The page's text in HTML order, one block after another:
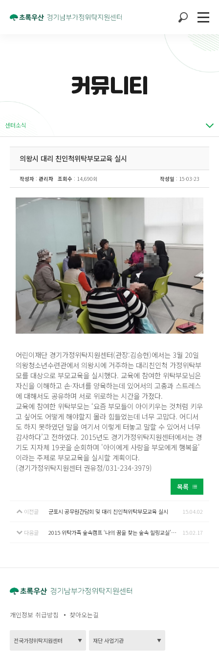
커뮤니티
센터소식
의왕시 대리 친인척위탁부모교육 실시
작성자 : 관리자 조회수 : 14,690회 작성일 : 15-03-23
어린이재단 경기가정위탁지원센터(관장:김승현)에서는 3월 20일
의왕청소년수련관에서 의왕시에 거주하는 대리친인척 가정위탁부
모를 대상으로 부모교육을 실시했다. 교육에 참여한 위탁부모님은
자신을 이해하고 손·자녀를 양육하는데 있어서의 고충과 스트레스
에 대해서도 공유하며 서로 위로하는 시간을 가졌다.
교육에 참여한 위탁부모는 ‘요즘 부모들이 아이키우는 것처럼 키우
고 싶어도 어떻게 해야할지 몰라 힘들었는데 너무 고맙다. 어디서
도 하지 못하였던 말을 여기서 이렇게 터놓고 말할 수 있어서 너무
감사하다’고 전하였다. 2015년도 경기가정위탁지원센터에서는 경
기도 지자체 19곳을 순회하며 '아이에게 사랑을 부모에게 행복을'
이라는 주제로 부모교육을 실시할 계획이다.
(경기가정위탁지원센터 권유정/031-234-3979)
목록
이전글 군포시 공무원간담회 및 대리 친인척위탁부모교육 실시 15.04.02
다음글 2015 위탁가족 숲속캠프 ‘나의 꿈을 찾는 숲속 힐링교실’ 진행 15.02.17
개인정보 취급방침 찾아오는길